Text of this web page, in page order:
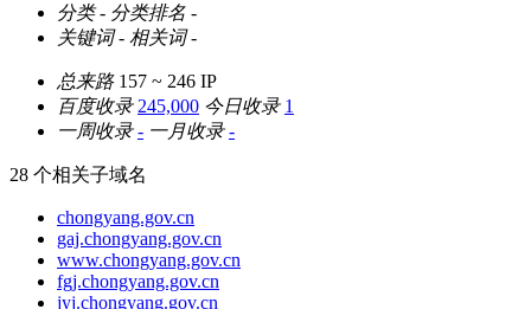
分类 - 分类排名 -
关键词 - 相关词 -
总来路 157 ~ 246 IP
百度收录 245,000 今日收录 1
一周收录 - 一月收录 -
28 个相关子域名
chongyang.gov.cn
gaj.chongyang.gov.cn
www.chongyang.gov.cn
fgj.chongyang.gov.cn
jyj.chongyang.gov.cn